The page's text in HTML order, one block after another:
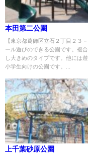
本田第二公園
【東京都葛飾区立石２丁目２３
ール遊びのできる公園です。複
し大きめのタイプです。他には
小学生向けの公園です。...
上千葉砂原公園